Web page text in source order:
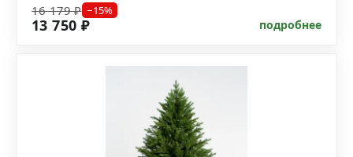
16 179 ₽ −15%
13 750 ₽ подробнее